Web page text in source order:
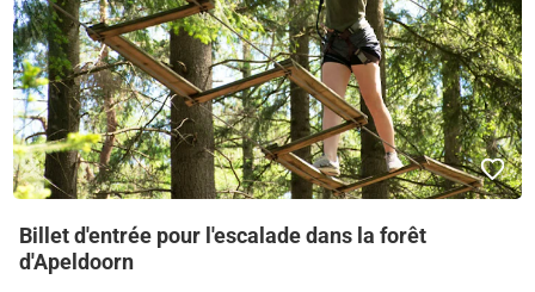
Billet d'entrée pour l'escalade dans la forêt
d'Apeldoorn